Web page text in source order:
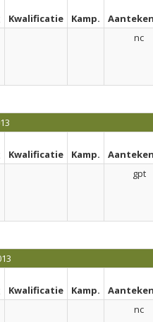
Kwalificatie Kamp.
nc
Kwalificatie Kamp.
gpt
Kwalificatie Kamp.
nc